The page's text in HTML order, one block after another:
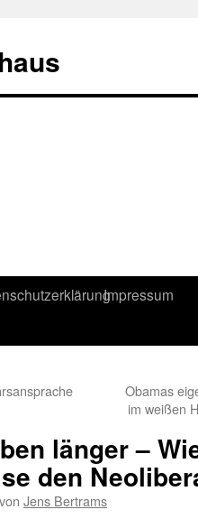
Impressum
Obamas
im weißen
länger –
den
von Jens Bertrams